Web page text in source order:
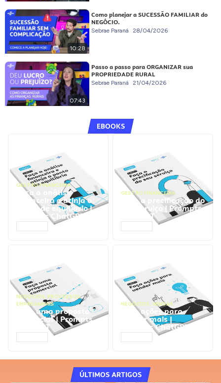
10:28
Como planejar a SUCESSÃO FAMILIAR do
NEGÓCIO.
Sebrae Paraná 28/04/2026
07:43
Passo a passo para ORGANIZAR sua
PROPRIEDADE RURAL
Sebrae Paraná 21/04/2026
EBOOKS
GESTÃO FINANCEIRA
Faça a análise
financeira e atinja o
ponto de equilíbrio |
Prompts ChatGPT
GESTÃO FINANCEIRA
Faça a precificação do
seu serviço | Prompts
ChatGPT
NEGÓCIOS, PROCESSOS
EMPRESARIAIS
Faça uma proposta
comercial | Prompts
ChatGPT
NEGÓCIOS, VENDAS
Faça ações para
vender mais |
Prompts ChatGPT
ÚLTIMOS ARTIGOS